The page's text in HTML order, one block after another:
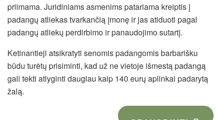
priimama. Juridiniams asmenims patariama kreiptis į
padangų atliekas tvarkančią įmonę ir jas atiduoti pagal
padangų atliekų perdirbimo ir panaudojimo sutartį.
Ketinantieji atsikratyti senomis padangomis barbarišku
būdu turėtų prisiminti, kad už ne vietoje išmestą padangą
gali tekti atlyginti daugiau kaip 140 eurų aplinkai padarytą
žalą.